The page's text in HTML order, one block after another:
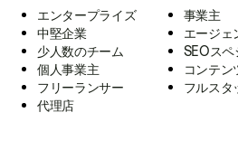
エンタープライズ
中堅企業
少人数のチーム
個人事業主
フリーランサー
代理店
事業主
エージェ
SEOスペ
コンテン
フルスタ